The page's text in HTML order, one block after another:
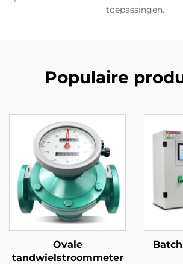
toepassingen.
Populaire
Ovale
tandwielstroommeter